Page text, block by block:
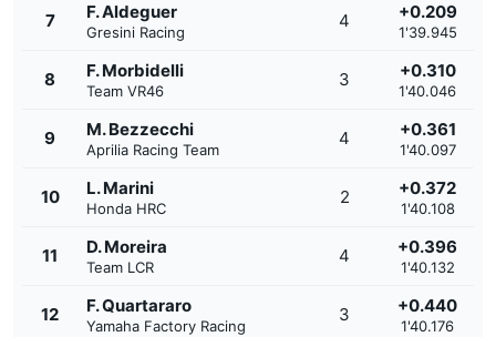
7 F. Aldeguer
Gresini Racing
4 +0.209
1'39.945
8 F. Morbidelli
Team VR46
3 +0.310
1'40.046
9 M. Bezzecchi
Aprilia Racing Team
4 +0.361
1'40.097
10 L. Marini
Honda HRC
2 +0.372
1'40.108
11 D. Moreira
Team LCR
4 +0.396
1'40.132
12 F. Quartararo
Yamaha Factory Racing
3 +0.440
1'40.176